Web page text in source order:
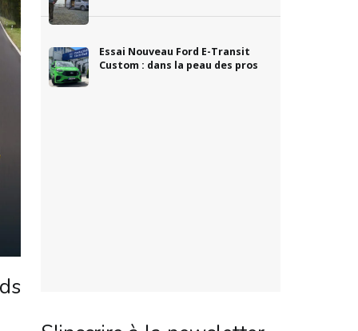
Essai Nouveau Ford E-Transit
Custom : dans la peau des pros